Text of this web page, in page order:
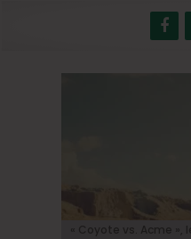
BRIFF Express: Tom
Johnny Depp en
BRIFF 2026: la
« Coyote vs. Acme
Capsule #147: «